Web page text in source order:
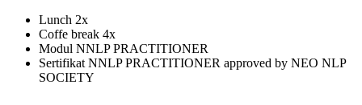
Lunch 2x
Coffe break 4x
Modul NNLP PRACTITIONER
Sertifikat NNLP PRACTITIONER approved by NEO NLP
SOCIETY